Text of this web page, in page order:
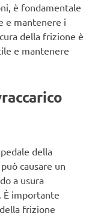
è fondamentale
e mantenere i
della frizione è
e mantenere
della
causare un
a usura
È importante
frizione